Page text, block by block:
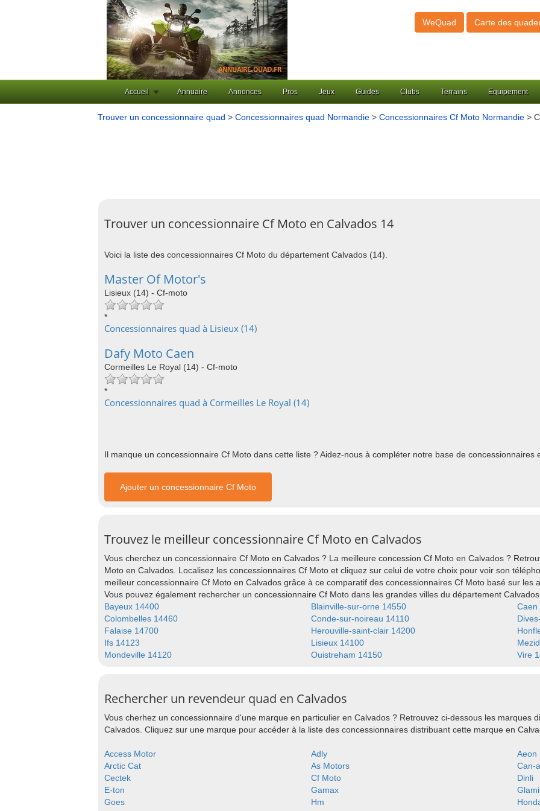
WeQuad Carte des
Accueil Annuaire Annonces Pros Jeux Guides Clubs Terrains Equipement
Trouver un concessionnaire quad > Concessionnaires quad Normandie > Concessionnaires Cf Moto Normandie >
Trouver un concessionnaire Cf Moto en Calvados 14
Voici la liste des concessionnaires Cf Moto du département Calvados (14).
Master Of Motor's
Lisieux (14) - Cf-moto
*
Concessionnaires quad à Lisieux (14)
Dafy Moto Caen
Cormeilles Le Royal (14) - Cf-moto
*
Concessionnaires quad à Cormeilles Le Royal (14)
Il manque un concessionnaire Cf Moto dans cette liste ? Aidez-nous à compléter notre base de concessionnaires
Ajouter un concessionnaire Cf Moto
Trouvez le meilleur concessionnaire Cf Moto en Calvados
Vous cherchez un concessionnaire Cf Moto en Calvados ? La meilleure concession Cf Moto en Calvados ?
Moto en Calvados. Localisez les concessionnaires Cf Moto et cliquez sur celui de votre choix pour voir son
meilleur concessionnaire Cf Moto en Calvados grâce à ce comparatif des concessionnaires Cf Moto basé sur les
Vous pouvez également rechercher un concessionnaire Cf Moto dans les grandes villes du département
Bayeux 14400
Blainville-sur-orne 14550
Caen
Colombelles 14460
Conde-sur-noireau 14110
Falaise 14700
Herouville-saint-clair 14200
Ifs 14123
Lisieux 14100
Mondeville 14120
Ouistreham 14150 Vire
Rechercher un revendeur quad en Calvados
Vous cherhez un concessionnaire d'une marque en particulier en Calvados ? Retrouvez ci-dessous les marques
Calvados. Cliquez sur une marque pour accéder à la liste des concessionnaires distribuant cette marque en
Access Motor Adly
Aeon
Arctic Cat
As Motors
Can-
Cectek
Cf Moto
Dinli
E-ton
Gamax
Goes
Hm